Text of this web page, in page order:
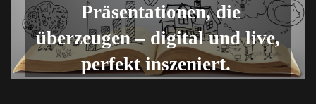
Präsentationen, die
überzeugen – digital und live,
perfekt inszeniert.